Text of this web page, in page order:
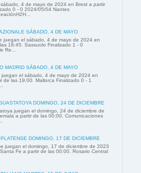
4 de mayo de 2024 en Brest a partir
0 - 0 2024/05/04 Nantes
SÁBADO, 4 DE MAYO
juegan el sábado, 4 de mayo de 2024 en
18:45. Sassuolo Finalizado 1 - 0
Re...
MADRID SÁBADO, 4 DE MAYO
juegan el sábado, 4 de mayo de 2024 en
de las 19:00. Mallorca Finalizado 0 - 1
DOMINGO, 24 DE DICIEMBRE
juegan el domingo, 24 de diciembre de
a partir de las 00:00. Comunicaciones
DOMINGO, 17 DE DICIEMBRE
juegan el domingo, 17 de diciembre de 2023
Fe a partir de las 00:00. Rosario Central